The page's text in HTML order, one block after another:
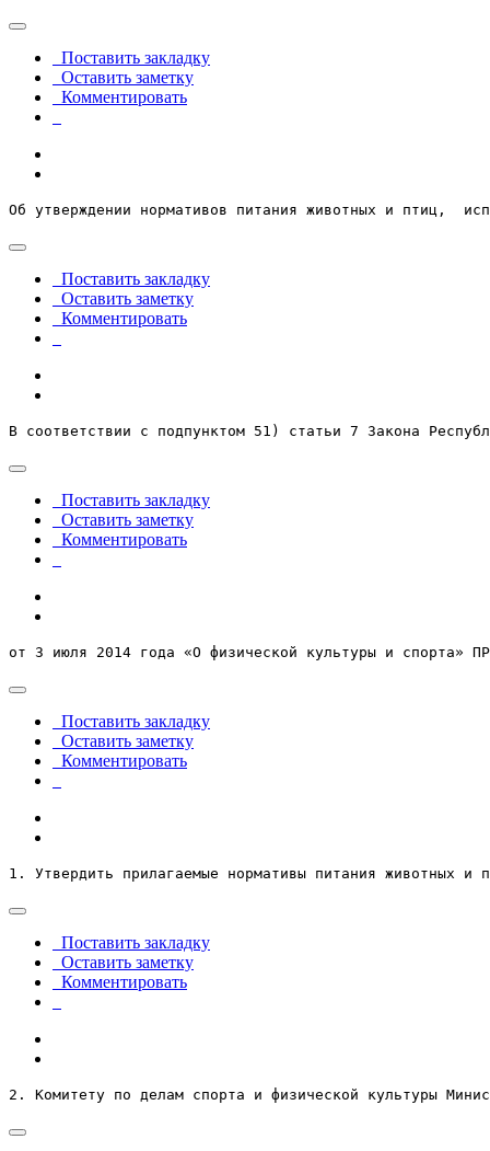
Поставить закладку
Оставить заметку
Комментировать
Об утверждении нормативов питания животных и птиц,
Поставить закладку
Оставить заметку
Комментировать
В соответствии с подпунктом 51) статьи 7 Закона
Поставить закладку
Оставить заметку
Комментировать
от 3 июля 2014 года «О физической культуры и спорта»
Поставить закладку
Оставить заметку
Комментировать
1. Утвердить прилагаемые нормативы питания животных и
Поставить закладку
Оставить заметку
Комментировать
2. Комитету по делам спорта и физической культуры